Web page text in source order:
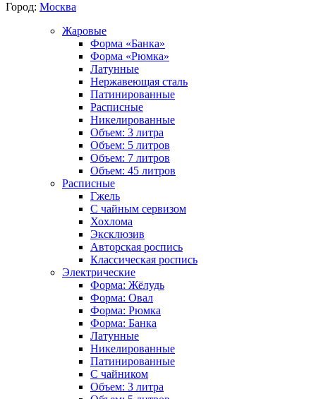
Город: Москва
Жаровые
Форма «Банка»
Форма «Рюмка»
Латунные
Нержавеющая сталь
Патинированные
Расписные
Никелированные
Объем: 3 литра
Объем: 5 литров
Объем: 7 литров
Объем: 45 литров
Расписные
Гжель
С чайным сервизом
Хохлома
Эксклюзив
Авторская роспись
Классическая роспись
Электрические
Форма: Жёлудь
Форма: Овал
Форма: Рюмка
Форма: Банка
Латунные
Никелированные
Патинированные
С чайником
Объем: 3 литра